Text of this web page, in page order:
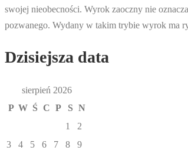
swojej nieobecności. Wyrok zaoczny nie
pozwanego. Wydany w takim trybie wyrok ma
Dzisiejsza data
sierpień 2026
P W Ś C P S N
1
2
3
4 5 6 7 8
9